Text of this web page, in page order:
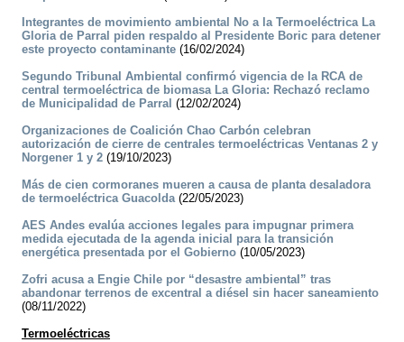
Integrantes de movimiento ambiental No a la Termoeléctrica La
Gloria de Parral piden respaldo al Presidente Boric para detener
este proyecto contaminante (16/02/2024)
Segundo Tribunal Ambiental confirmó vigencia de la RCA de
central termoeléctrica de biomasa La Gloria: Rechazó reclamo
de Municipalidad de Parral (12/02/2024)
Organizaciones de Coalición Chao Carbón celebran
autorización de cierre de centrales termoeléctricas Ventanas 2 y
Norgener 1 y 2 (19/10/2023)
Más de cien cormoranes mueren a causa de planta desaladora
de termoeléctrica Guacolda(22/05/2023)
AES Andes evalúa acciones legales para impugnar primera
medida ejecutada de la agenda inicial para la transición
energética presentada por el Gobierno (10/05/2023)
Zofri acusa a Engie Chile por “desastre ambiental” tras
abandonar terrenos de excentral a diésel sin hacer saneamiento
(08/11/2022)
Termoeléctricas